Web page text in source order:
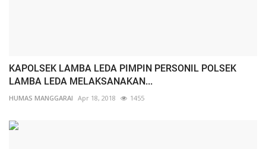
KAPOLSEK LAMBA LEDA PIMPIN PERSONIL POLSEK
LAMBA LEDA MELAKSANAKAN...
HUMAS MANGGARAI Apr 18, 2018 1455